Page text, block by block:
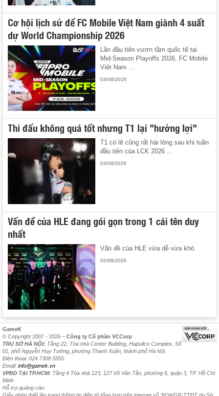
Cơ hội lịch sử để FC Mobile Việt Nam giành 4 suất
dự World Championship 2026
Lần đầu tiên vươn tầm quốc tế tại
Mid-Season Playoffs 2026, FC Mobile
Việt Nam ...
03/08/2026
Thi đấu không quá tốt nhưng T1 lại "hưởng lợi"
T1 có lẽ cũng rất hài lòng sau khi tuần
đầu tiên của LCK 2026 ...
03/08/2026
Vấn đề của HLE đang gói gọn trong 1 cái tên duy
nhất
Vấn đề của HLE vừa dễ vừa khó.
02/08/2026
GameK
© Copyright 2007 - 2026 – Công ty Cổ phần VCCorp
TRỤ SỞ HÀ NỘI: Tầng 22, Tòa nhà Center Building, Hapulico Complex, Số
01, phố Nguyễn Huy Tưởng, phường Thanh Xuân, thành phố Hà Nội.
Điện thoại: 024 7309 5555.
Email: info@gamek.vn
VPĐD TẠI TP.HCM: Tầng 4 Tòa nhà 123, 127 Võ Văn Tần, phường 6, quận 3, TP. Hồ Chí
Minh
Hỗ trợ quảng cáo: